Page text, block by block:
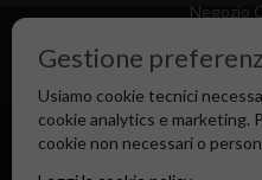
Negozio
Gestione
Usiamo cookie tecnici
cookie analytics e
cookie non necessari o
Canapa Market - Il tuo